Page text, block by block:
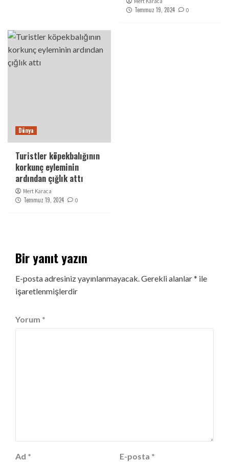
Temmuz 19, 2024 0
Dünya
Turistler köpekbalığının
korkunç eyleminin
ardından çığlık attı
Mert Karaca
Temmuz 19, 2024 0
Bir yanıt yazın
E-posta adresiniz yayınlanmayacak.Gerekli alanlar* ile
işaretlenmişlerdir
Yorum *
Ad * E-posta *